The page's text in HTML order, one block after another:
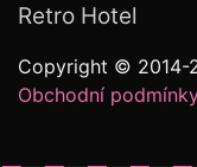
Retro Hotel
Copyright © 2014-
Obchodní